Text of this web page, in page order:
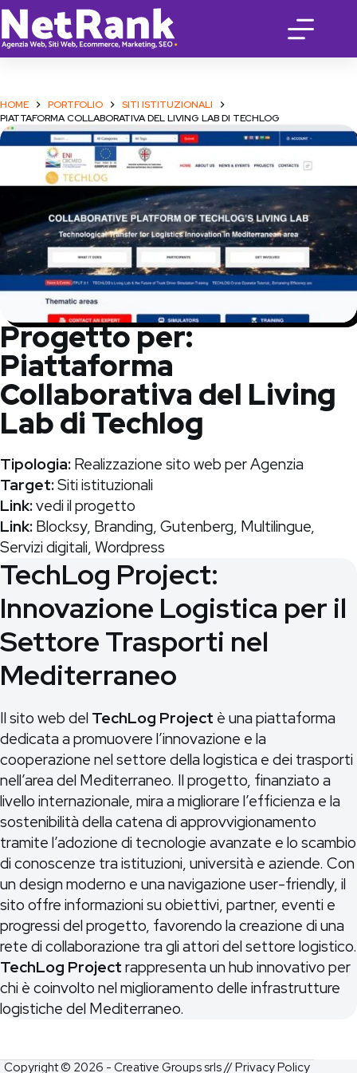
Salta
al
contenuto
HOME PORTFOLIO
SITI ISTITUZIONALI
PIATTAFORMA COLLABORATIVA DEL LIVING LAB DI TECHLOG
Progetto per:
Piattaforma
Collaborativa del Living
Lab di Techlog
Tipologia: Realizzazione sito web per Agenzia
Target:Siti istituzionali
Link:vedi il progetto
Link: Blocksy, Branding, Gutenberg, Multilingue,
Servizi digitali, Wordpress
TechLog Project:
Innovazione Logistica per il
Settore Trasporti nel
Mediterraneo
Il sito web del TechLog Project è una piattaforma
dedicata a promuovere l’innovazione e la
cooperazione nel settore della logistica e dei trasporti
nell’area del Mediterraneo. Il progetto, finanziato a
livello internazionale, mira a migliorare l’efficienza e la
sostenibilità della catena di approvvigionamento
tramite l’adozione di tecnologie avanzate e lo scambio
di conoscenze tra istituzioni, università e aziende. Con
un design moderno e una navigazione user-friendly, il
sito offre informazioni su obiettivi, partner, eventi e
progressi del progetto, favorendo la creazione di una
rete di collaborazione tra gli attori del settore logistico.
TechLog Project rappresenta un hub innovativo per
chi è coinvolto nel miglioramento delle infrastrutture
logistiche del Mediterraneo.
Copyright © 2026 - Creative Groups srls //Privacy Policy